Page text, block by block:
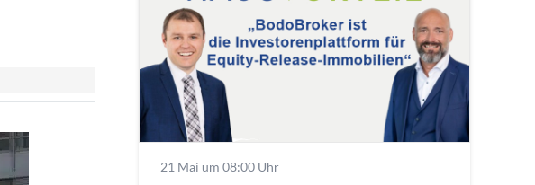
21 Mai um 08:00 Uhr